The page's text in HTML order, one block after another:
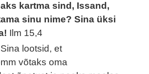
kartma sind, Issand,
sinu nime? Sina üksi
Ilm 15,4
lootsid, et
võtaks oma